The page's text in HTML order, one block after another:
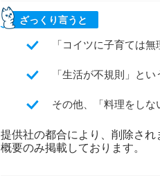
ざっくり言うと
「コイツに子育ては
「生活が不規則」と
その他、「料理をし
提供社の都合により、削除され
概要のみ掲載しております。